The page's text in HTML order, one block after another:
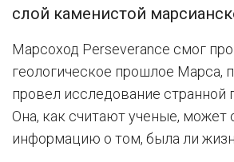
слой каменистой
Марсоход Perseverance смог
геологическое прошлое Марса,
провел исследование странной
Она, как считают ученые, может
информацию о том, была ли